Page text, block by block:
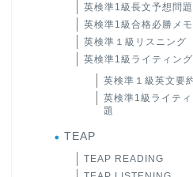
英検準1級長文予想問
英検準1級合格必勝メモ
英検準１級リスニング
英検準1級ライティング
英検準１級英文要
英検準1級ライテ
題
TEAP
TEAP READING